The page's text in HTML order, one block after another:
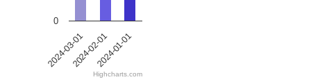
2024-03-012024-02-012024-01-01
0
Highcharts.com